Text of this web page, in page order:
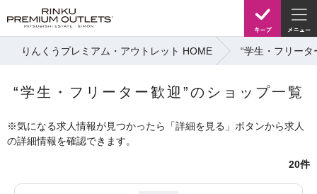
りんくうプレミアム・アウトレット HOME “学生・フリー
“学生・フリーター歓迎”のショップ一覧
※気になる求人情報が見つかったら「詳細を見る」ボタンから求人
の詳細情報を確認できます。
20件